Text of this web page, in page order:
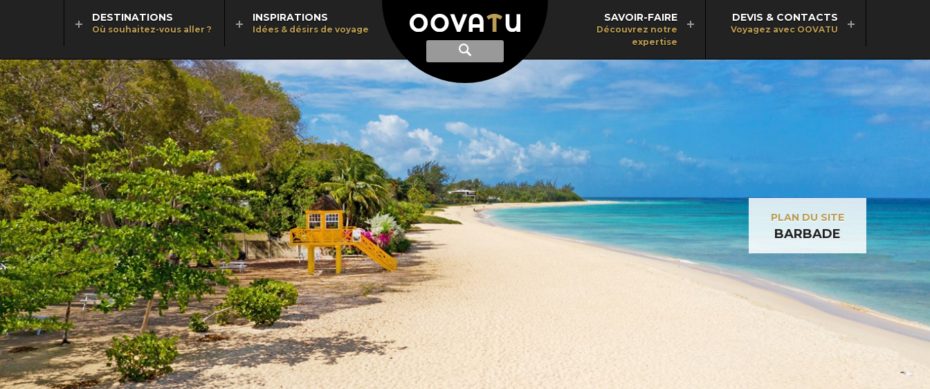
Afficher
recherche
Recherche
DESTINATIONS
Où souhaitez-vous aller ?
INSPIRATIONS
Idées & désirs de voyage
SAVOIR-FAIRE
Découvrez notre
expertise
DEVIS & CONTACTS
Voyagez avec OOVATU
PLAN DU SITE
BARBADE